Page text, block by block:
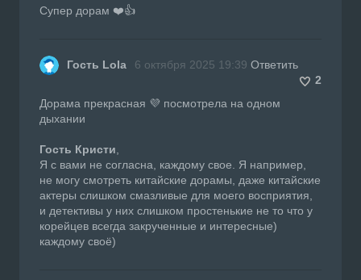
Супер дорам ❤️👍
Гость Lola 6 октября 2025 19:39 Ответить
2
Дорама прекрасная 💜 посмотрела на одном
дыхании
Гость Кристи
Я с вами не согласна, каждому свое. Я например,
не могу смотреть китайские дорамы, даже китайские
актеры слишком смазливые для моего восприятия,
и детективы у них слишком простенькие не то что у
корейцев всегда закрученные и интересные)
каждому своё)